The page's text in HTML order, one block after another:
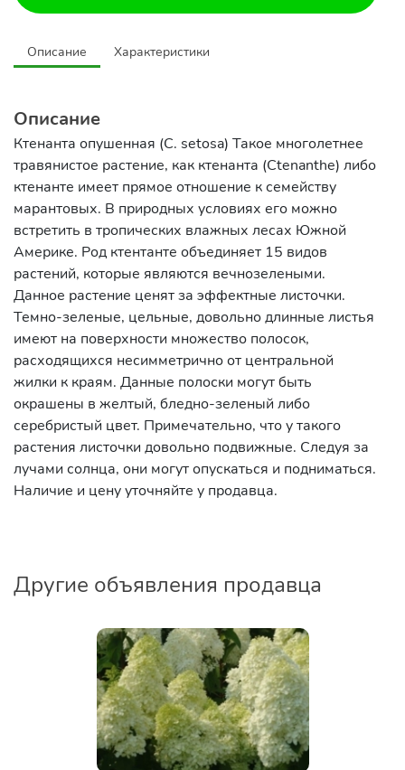
Описание Характеристики
Описание
Ктенанта опушенная (C. setosa) Такое многолетнее
травянистое растение, как ктенанта (Ctenanthe) либо
ктенанте имеет прямое отношение к семейству
марантовых. В природных условиях его можно
встретить в тропических влажных лесах Южной
Америке. Род ктентанте объединяет 15 видов
растений, которые являются вечнозелеными.
Данное растение ценят за эффектные листочки.
Темно-зеленые, цельные, довольно длинные листья
имеют на поверхности множество полосок,
расходящихся несимметрично от центральной
жилки к краям. Данные полоски могут быть
окрашены в желтый, бледно-зеленый либо
серебристый цвет. Примечательно, что у такого
растения листочки довольно подвижные. Следуя за
лучами солнца, они могут опускаться и подниматься.
Наличие и цену уточняйте у продавца.
Другие объявления продавца